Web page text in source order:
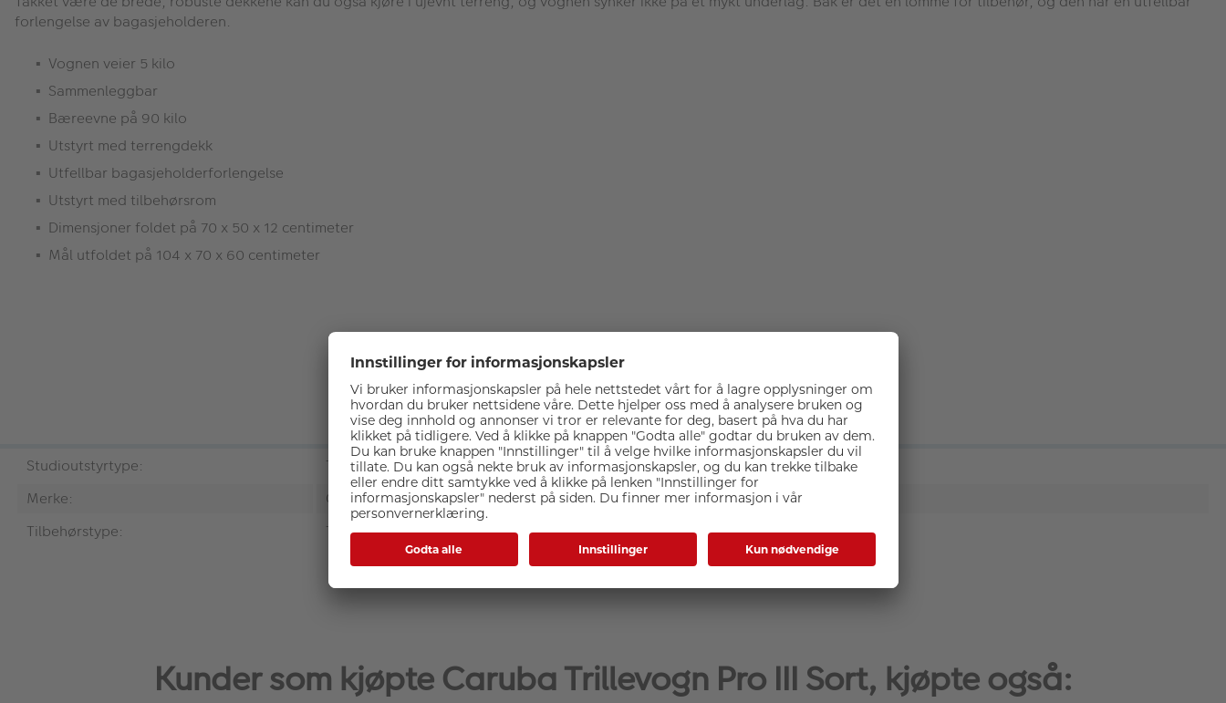
forlengelse av bagasjeholderen.
Vognen veier 5 kilo
Sammenleggbar
Bæreevne på 90 kilo
Utstyrt med terrengdekk
Utfellbar bagasjeholderforlengelse
Utstyrt med tilbehørsrom
Dimensjoner foldet på 70 x 50 x 12 centimeter
Mål utfoldet på 104 x 70 x 60 centimeter
Spesifikasjoner
Studioutstyrtype:
Trillevogn
Merke:
Caruba
Tilbehørstype:
Trillevogn
Kunder som kjøpte Caruba Trillevogn Pro III Sort, kjøpte også: